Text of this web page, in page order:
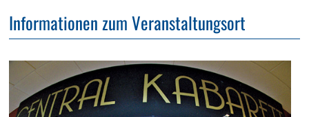
Informationen zum Veranstaltungsort